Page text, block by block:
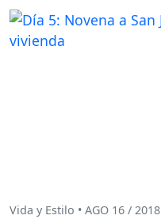
Vida y Estilo • AGO 16 / 2018